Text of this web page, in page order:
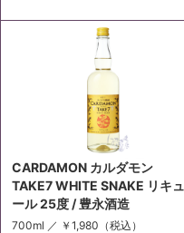
CARDAMON カルダモン
TAKE7 WHITE SNAKE リキュ
ール 25度 / 豊永酒造
700ml ／ ￥1,980 （税込）